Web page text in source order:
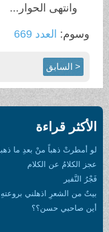
وانتهى الحوار...
وسوم:العدد 669
< السابق
الأكثر قراءة
لو أمطرتْ ذهباً منْ بعدِ ما ذهبا
عجز الكلامُ عن الكلام
فَجْرُ النَّفير
بيتٌ من الشعرِ اذهلني بروعتهِ
أين صاحبي حسن؟؟